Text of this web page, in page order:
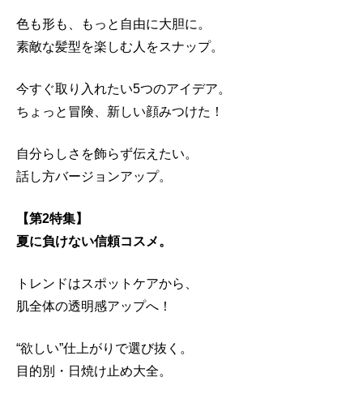
色も形も、もっと自由に大胆に。
素敵な髪型を楽しむ人をスナップ。
今すぐ取り入れたい5つのアイデア。
ちょっと冒険、新しい顔みつけた！
自分らしさを飾らず伝えたい。
話し方バージョンアップ。
【第2特集】
夏に負けない信頼コスメ。
トレンドはスポットケアから、
肌全体の透明感アップへ！
“欲しい”仕上がりで選び抜く。
目的別・日焼け止め大全。